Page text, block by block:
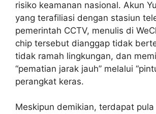
risiko keamanan nasional. Akun
yang terafiliasi dengan stasiun
pemerintah CCTV, menulis di
chip tersebut dianggap tidak
tidak ramah lingkungan, dan
“pematian jarak jauh” melalui
perangkat keras.
Meskipun demikian, terdapat